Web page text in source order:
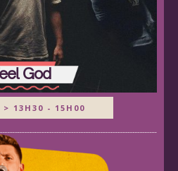
God
> 13H30 - 15H00